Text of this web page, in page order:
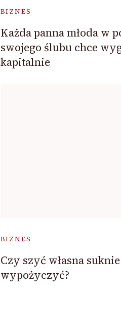
BIZNES
Każda panna młoda w
swojego ślubu chce
kapitalnie
BIZNES
Czy szyć własna
wypożyczyć?